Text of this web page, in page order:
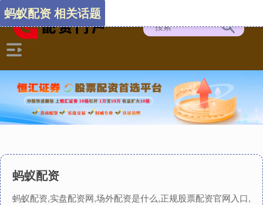
蚂蚁配资
蚂蚁配资,实盘配资网,场外配资是什么,正规股票配资官网入口,
蚂蚁配资 相关话题